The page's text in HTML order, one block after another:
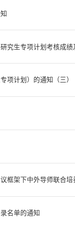
究生专项计划考核成绩
项计划）的通知（三）
框架下中外导师联合
名单的通知